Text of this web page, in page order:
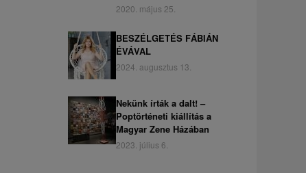
2020. május 25.
BESZÉLGETÉS FÁBIÁN
ÉVÁVAL
2024. augusztus 13.
Nekünk írták a dalt! –
Poptörténeti kiállítás a
Magyar Zene Házában
2023. július 6.